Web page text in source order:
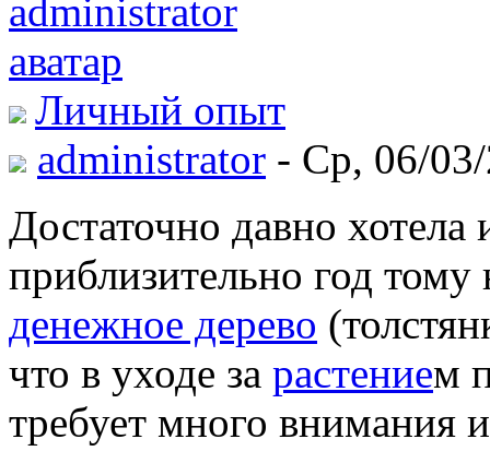
Личный опыт
administrator - Ср, 06/
Достаточно давно хотела
приблизительно год тому
денежное дерево
что в уходе за растением
требует много внимания